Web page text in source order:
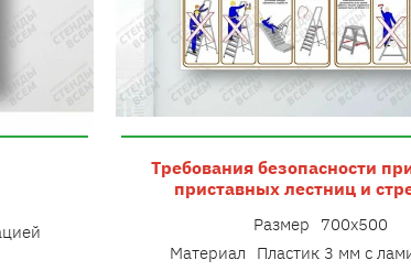
Требования безопасности
приставных лестниц и
Размер 700х500
Материал Пластик 3 мм с